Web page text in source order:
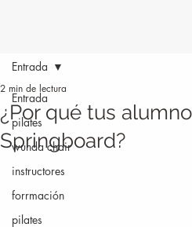
Entrada
pilates
wunda chair
instructores
forrmación
pilates
Entrada
¿Por qué tus
Springboard?
2 min de lectura